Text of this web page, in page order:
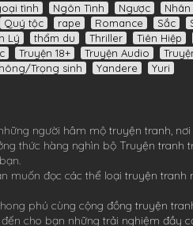
tình Ngôn Tình Ngược
Quý tộc rape Romance Sắc
Lý thẩm du Thriller Tiên Hiệp
Truyện 18+ Truyện Audio
Trọng sinh Yandere Yuri
người hâm mộ truyện tranh,
thức hàng nghìn bộ Truyện tranh
muốn đọc các thể loại truyện tranh
phú cùng cộng đồng truyện
cho bạn những trải nghiệm đầy